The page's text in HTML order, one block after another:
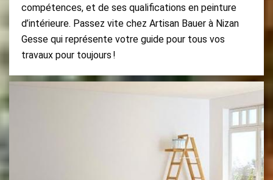
compétences, et de ses qualifications en peinture
d’intérieure. Passez vite chez Artisan Bauer à Nizan
Gesse qui représente votre guide pour tous vos
travaux pour toujours !